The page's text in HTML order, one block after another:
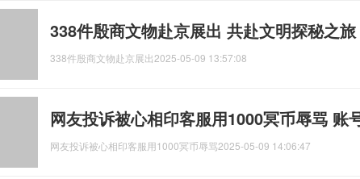
338件殷商文物赴京展出 共赴文明探秘之旅
338件殷商文物赴京展出2025-05-09 13:57:08
网友投诉被心相印客服用1000冥币辱骂 账
网友投诉被心相印客服用1000冥币辱骂2025-05-09 14:06:47